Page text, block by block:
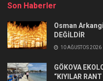
Son Haberler
Osman
DEĞİLDİR
10 AĞUSTOS 2026
GÖKOVA
“KIYILAR